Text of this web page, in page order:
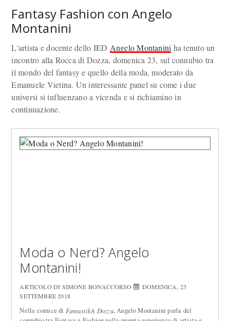
Fantasy Fashion con Angelo
Montanini
L'artista e docente dello IED Angelo Montanini ha tenuto un
incontro alla Rocca di Dozza, domenica 23, sul connubio tra
il mondo del fantasy e quello della moda, moderato da
Emanuele Vietina. Un interessante panel su come i due
universi si influenzano a vicenda e si richiamino in
continuazione.
Moda o Nerd? Angelo
Montanini!
ARTICOLO DI SIMONE BONACCORSO
DOMENICA, 23
SETTEMBRE 2018
Nella cornice di FantastikA Dozza, Angelo Montanini parla del